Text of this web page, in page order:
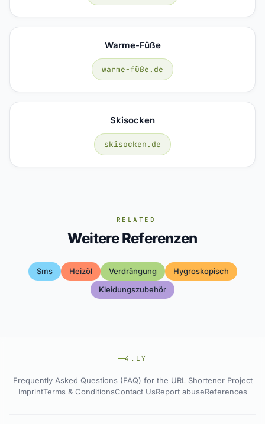
Warme-Füße
warme-füße.de
Skisocken
skisocken.de
RELATED
Weitere Referenzen
Sms Heizöl Verdrängung
Hygroskopisch
Kleidungszubehör
4.LY
Frequently Asked Questions (FAQ) for the URL Shortener Project
ImprintTerms & ConditionsContact UsReport abuseReferences